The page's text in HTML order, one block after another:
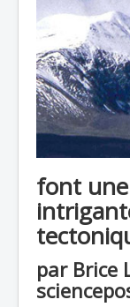
font
par Brice